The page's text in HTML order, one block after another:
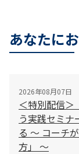
あなたに
2026年08月07日
＜特別配信＞
う実践セミナ
る 〜 コーチ
方」 〜